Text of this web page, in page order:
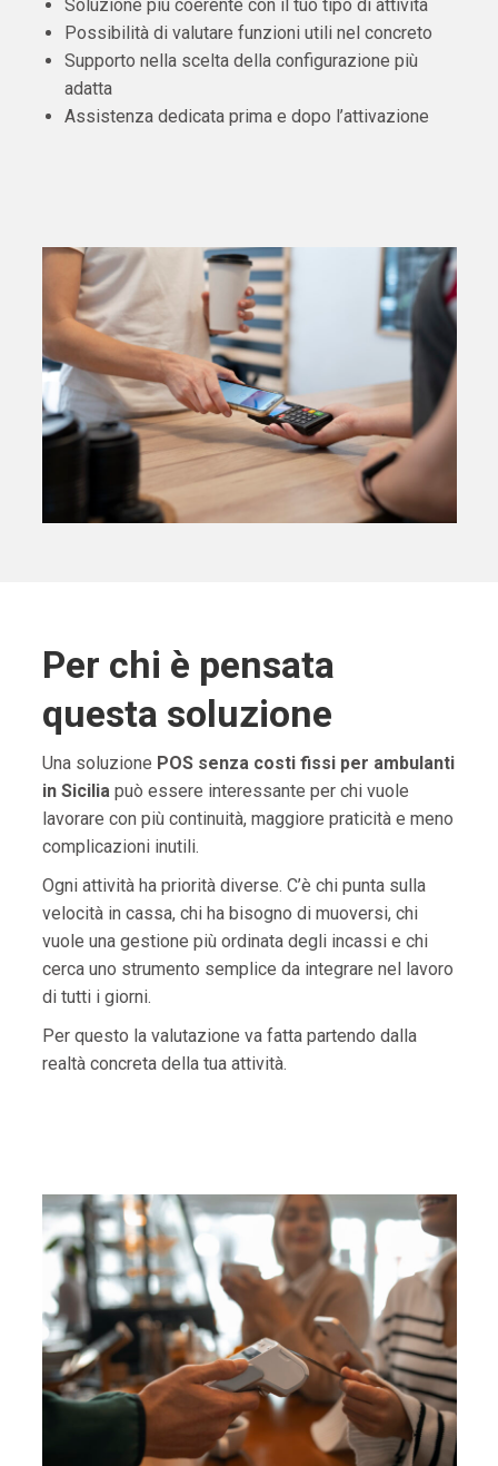
Soluzione più coerente con il tuo tipo di attività
Possibilità di valutare funzioni utili nel concreto
Supporto nella scelta della configurazione più
adatta
Assistenza dedicata prima e dopo l’attivazione
Per chi è pensata
questa soluzione
Una soluzione POS senza costi fissi per ambulanti
in Siciliapuò essere interessante per chi vuole
lavorare con più continuità, maggiore praticità e meno
complicazioni inutili.
Ogni attività ha priorità diverse. C’è chi punta sulla
velocità in cassa, chi ha bisogno di muoversi, chi
vuole una gestione più ordinata degli incassi e chi
cerca uno strumento semplice da integrare nel lavoro
di tutti i giorni.
Per questo la valutazione va fatta partendo dalla
realtà concreta della tua attività.